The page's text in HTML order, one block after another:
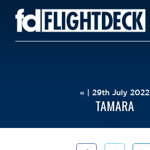
« | 29th July 2022
TAMARA